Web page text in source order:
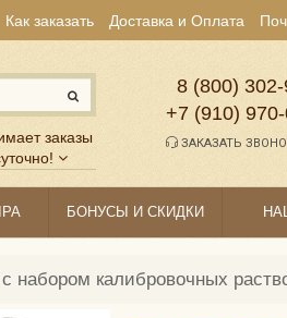
Как заказать Доставка и Оплата
заказы
8 (800)
+7 (910)
ЗАКАЗАТЬ
БОНУСЫ И СКИДКИ
набором калибровочных